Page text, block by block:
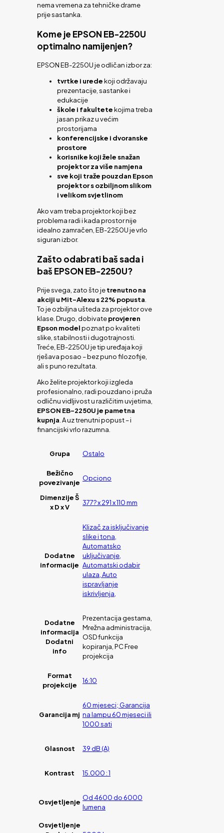
nema vremena za tehničke drame
prije sastanka.
Kome je EPSON EB-2250U
optimalno namijenjen?
EPSON EB-2250U je odličan izbor za:
tvrtke i uredekoji održavaju
prezentacije, sastanke i
edukacije
škole i fakultetekojima treba
jasan prikaz u većim
prostorijama
konferencijske i dvoranske
prostore
korisnike koji žele snažan
projektor za više namjena
sve koji traže pouzdan Epson
projektor s ozbiljnom slikom
i velikom svjetlinom
Ako vam treba projektor koji bez
problema radi i kada prostor nije
idealno zamračen, EB-2250U je vrlo
siguran izbor.
Zašto odabrati baš sada i
baš EPSON EB-2250U?
Prije svega, zato što jetrenutno na
akciji u Mit-Alexu s 22% popusta
To je ozbiljna ušteda za projektor ove
klase. Drugo, dobivateprovjeren
Epson modelpoznat po kvaliteti
slike, stabilnosti i dugotrajnosti.
Treće, EB-2250U je tip uređaja koji
rješava posao – bez puno filozofije,
ali s puno rezultata.
Ako želite projektor koji izgleda
profesionalno, radi pouzdano i pruža
odličnu vidljivost u različitim uvjetima,
EPSON EB-2250U je pametna
kupnja . A uz trenutni popust – i
financijski vrlo razumna.
Grupa Ostalo
Bežično
povezivanje
Opciono
Dimenzije Š
x D x V
377? x 291 x 110 mm
Dodatne
informacije
Klizač za isključivanje
slike i tona,
Automatsko
uključivanje,
Automatski odabir
ulaza, Auto
ispravljanje
iskrivljenja,
Dodatne
informacija
Dodatni
info
Prezentacija gestama,
Mrežna administracija,
OSD funkcija
kopiranja, PC Free
projekcija
Format
projekcije
16:10
Garancija mj
60 mjeseci; Garancija
na lampu 60 mjeseci ili
1000 sati
Glasnost 39 dB (A)
Kontrast 15.000 : 1
Osvjetljenje
Od 4600 do 6000
lumena
Osvjetljenje